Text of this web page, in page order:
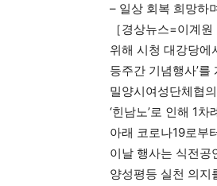
– 일상 회복 희망하
［경상뉴스=이계
위해 시청 대강당에
등주간 기념행사’
밀양시여성단체협
‘힌남노’로 인해 1
아래 코로나19로부
이날 행사는 식전공
양성평등 실천 의지